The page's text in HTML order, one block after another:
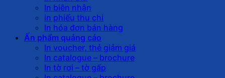
In biên nhận
in phiếu thu chi
In hóa đơn bán hàng
Ấn phẩm quảng cáo
In voucher, thẻ giảm giá
In catalogue – brochure
In tờ rơi – tờ gấp